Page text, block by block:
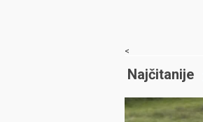
<
Najčitanije